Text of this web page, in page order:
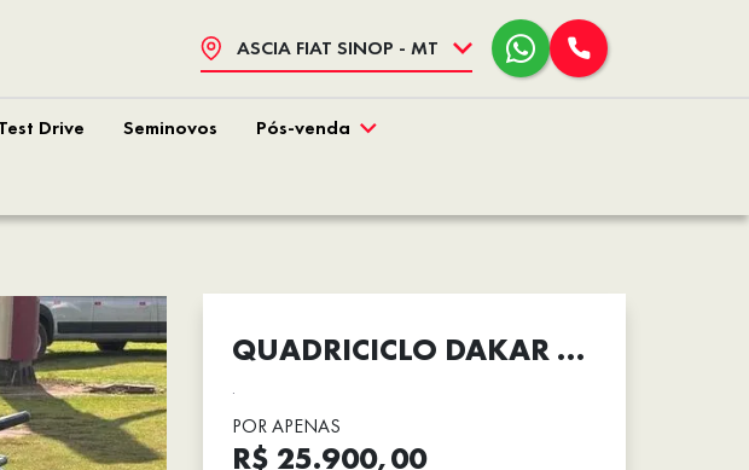
ASCIA FIAT SINOP - MT
Test Drive Seminovos Pós-venda
QUADRICICLO DAKAR 250
.
POR APENAS
R$ 25.900,00